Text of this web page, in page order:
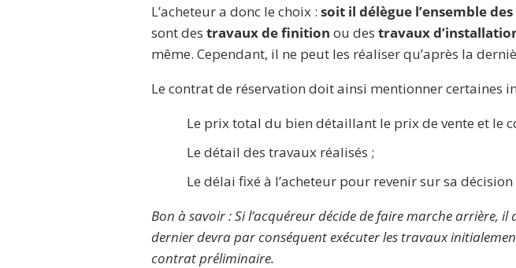
L’acheteur a donc le choix : soit il délègue l’ensemble
sont des travaux de finition ou des travaux
même. Cependant, il ne peut les réaliser qu’après la
Le contrat de réservation doit ainsi mentionner certaines
Le prix total du bien détaillant le prix de vente et le
Le détail des travaux réalisés ;
Le délai fixé à l’acheteur pour revenir sur sa
Bon à savoir : Si l’acquéreur décide de faire marche arrière,
dernier devra par conséquent exécuter les travaux
contrat préliminaire.